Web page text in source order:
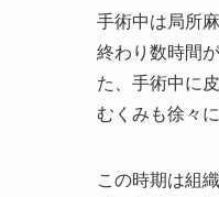
手術中は局所
終わり数時間
た、手術中に
むくみも徐々
この時期は組